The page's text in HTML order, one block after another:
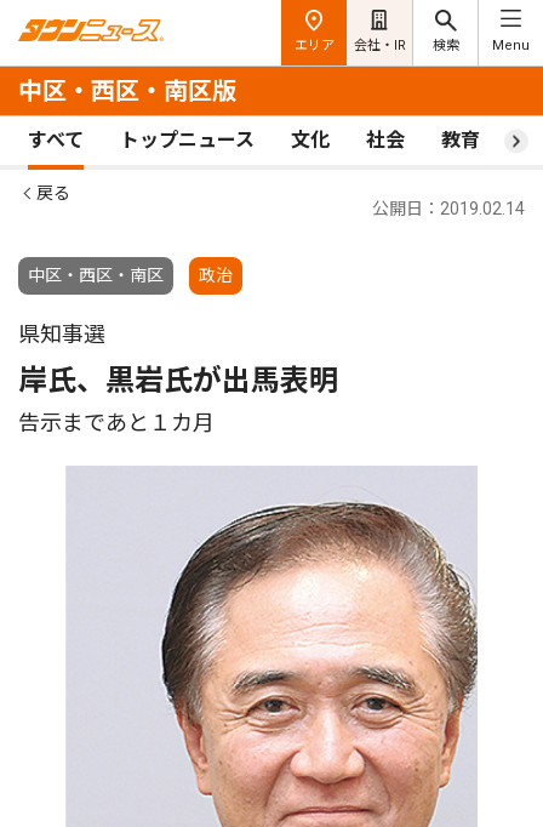
エリア 会社・IR 検索 Menu
中区・西区・南区版
すべて トップニュース 文化 社会 教育 ス
戻る
中区・西区・南区 政治
公開日：2019.02.14
県知事選
岸氏、黒岩氏が出馬表明
告示まであと１カ月